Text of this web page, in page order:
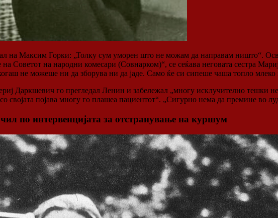
на Максим Горки: „Толку сум уморен што не можам да направам ништо“.
Советот на народни комесари (Совнарком)“, се сеќава неговата сестра
не можеше ни да зборува ни да јаде. Само ќе си сипеше чаша топло
Даркшевич го прегледал Ленин и забележал „многу исклучително тешки
својата појава многу го плашеа пациентот“. „Сигурно нема да премине во
по интервенцијата за отстранување на куршум